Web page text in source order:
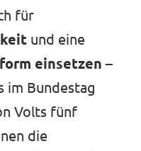
für
und eine
einsetzen –
im Bundestag
Volts fünf
die